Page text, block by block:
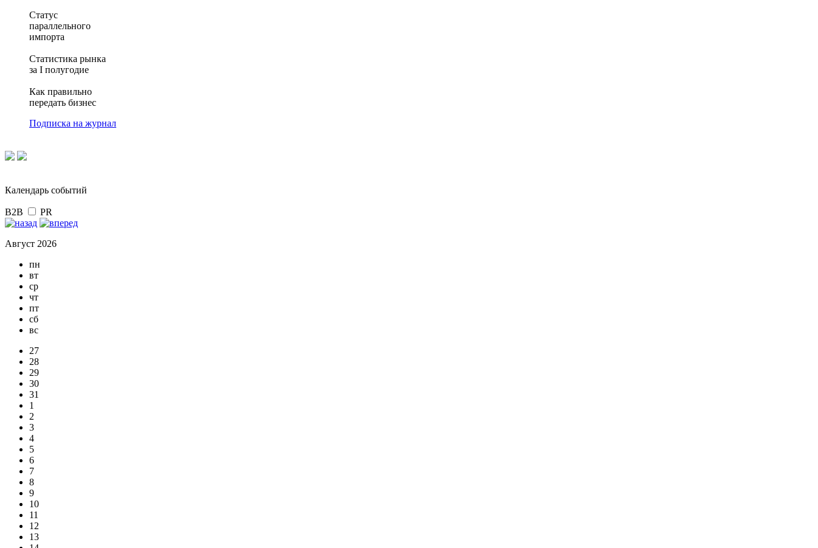
Статус
параллельного
импорта
Статистика рынка
за I полугодие
Как правильно
передать бизнес
Подписка на журнал
Календарь событий
B2B PR
Август 2026
пн
вт
ср
чт
пт
сб
вс
27
28
29
30
31
1
2
3
4
5
6
7
8
9
10
11
12
13